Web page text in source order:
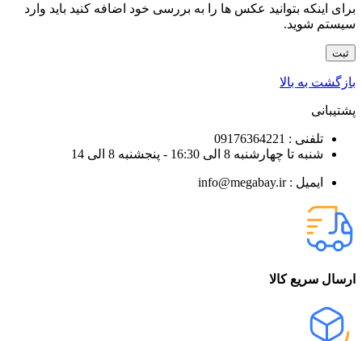
برای اینکه بتوانید عکس ها را به بررسی خود اضافه کنید باید وارد
سیستم شوید.
بازگشت به بالا
پشتیبانی
تلفنی : 09176364221
شنبه تا چهارشنبه 8 الی 16:30 - پنجشنبه 8 الی 14
ایمیل : info@megabay.ir
ارسال سریع کالا